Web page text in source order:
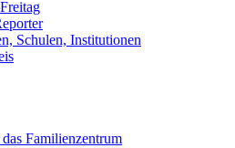
Schulen, Institutionen
Familienzentrum